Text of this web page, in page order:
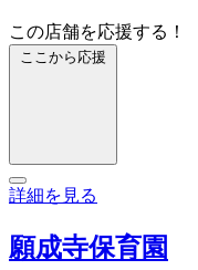
この店舗を応援する！
ここから応援
詳細を見る
願成寺保育園